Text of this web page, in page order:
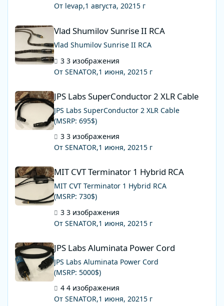
От levap,1 августа, 20215 г
Vlad Shumilov Sunrise II RCA
Vlad Shumilov Sunrise II RCA
Vlad Shumilov Sunrise II RCA
3 изображения
От SENATOR,1 июня, 20215 г
JPS Labs SuperConductor 2 XLR Cable
JPS Labs SuperConductor 2 XLR Cable
JPS Labs SuperConductor 2 XLR Cable
(MSRP: 695$)
3 изображения
От SENATOR,1 июня, 20215 г
MIT CVT Terminator 1 Hybrid RCA
MIT CVT Terminator 1 Hybrid RCA
MIT CVT Terminator 1 Hybrid RCA
(MSRP: 730$)
3 изображения
От SENATOR,1 июня, 20215 г
JPS Labs Aluminata Power Cord
JPS Labs Aluminata Power Cord
JPS Labs Aluminata Power Cord
(MSRP: 5000$)
4 изображения
От SENATOR,1 июня, 20215 г